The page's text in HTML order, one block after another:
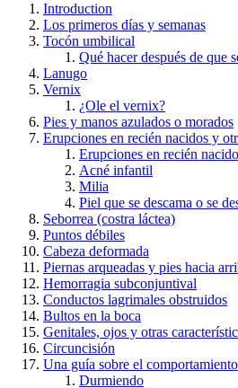
Introduction
Los primeros días y semanas
Tocón umbilical
Qué hacer después de que
Lanugo
Vernix
¿Ole el vernix?
Pies y manos azulados o morados
Erupciones en recién nacidos y
Erupciones en recién
Acné infantil
Milia
Piel que se descama o se
Seborrea (costra láctea)
Puntos débiles
Cabeza deformada
Piernas arqueadas y pies hacia
Hemorragia subconjuntival
Conductos lagrimales obstruidos
Bultos en la boca
Genitales, ojos y otras
Circuncisión
Una guía sobre el
Durmiendo